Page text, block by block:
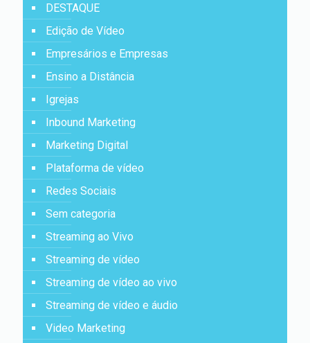
DESTAQUE
Edição de Vídeo
Empresários e Empresas
Ensino a Distância
Igrejas
Inbound Marketing
Marketing Digital
Plataforma de vídeo
Redes Sociais
Sem categoria
Streaming ao Vivo
Streaming de vídeo
Streaming de vídeo ao vivo
Streaming de vídeo e áudio
Video Marketing